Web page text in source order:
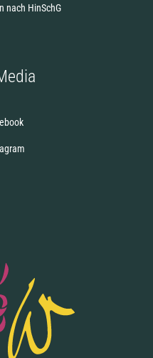
nach HinSchG